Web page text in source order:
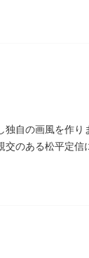
自の画風を作
のある松平定信